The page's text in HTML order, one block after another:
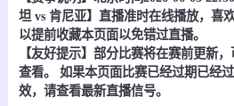
坦 vs 肯尼亚】直播准时在线播放，喜
以提前收藏本页面以免错过直播。
【友好提示】部分比赛将在赛前更新
查看。 如果本页面比赛已经过期已经
效，请查看最新直播信号。